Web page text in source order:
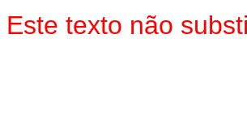
Este texto não